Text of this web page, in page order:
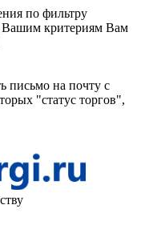
по фильтру
Вашим критериям Вам
письмо на почту с
"статус торгов",